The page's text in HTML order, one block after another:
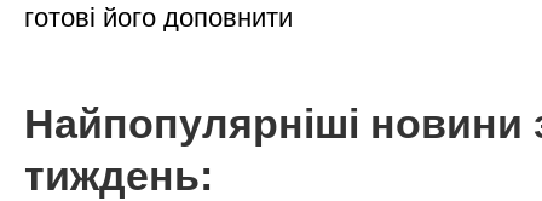
готові його доповнити
Найпопулярніші новини
тиждень: